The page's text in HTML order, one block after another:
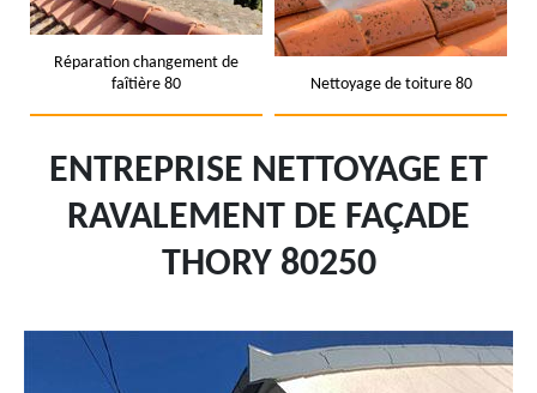
Réparation changement de
faîtière 80
Nettoyage de toiture 80
ENTREPRISE NETTOYAGE ET
RAVALEMENT DE FAÇADE
THORY 80250